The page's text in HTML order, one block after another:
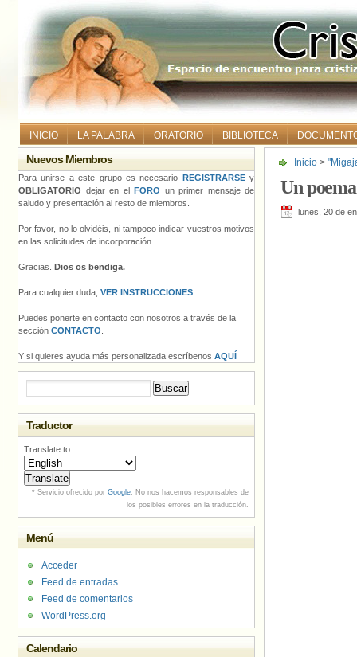
INICIO LA PALABRA ORATORIO BIBLIOTECA
Inicio >
Un
lunes, 20 de
Nuevos Miembros
Para unirse a este grupo es necesario REGISTRARSEy
OBLIGATORIO dejar en el FORO un primer mensaje de
saludo y presentación al resto de miembros.
Por favor, no lo olvidéis, ni tampoco indicar vuestros motivos
en las solicitudes de incorporación.
Gracias. Dios os bendiga.
Para cualquier duda, VER INSTRUCCIONES
Puedes ponerte en contacto con nosotros a través de la
sección CONTACTO
Y si quieres ayuda más personalizada escríbenos AQUÍ
Traductor
Translate to:
* Servicio ofrecido por Google. No nos hacemos responsables de
los posibles errores en la traducción.
Menú
Acceder
Feed de entradas
Feed de comentarios
WordPress.org
Calendario